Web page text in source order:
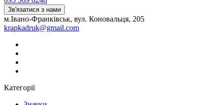
Зв'язатися з нами
м.Івано-Франківськ, вул. Коновальця, 205
krapkadruk@gmail.com
Категорії